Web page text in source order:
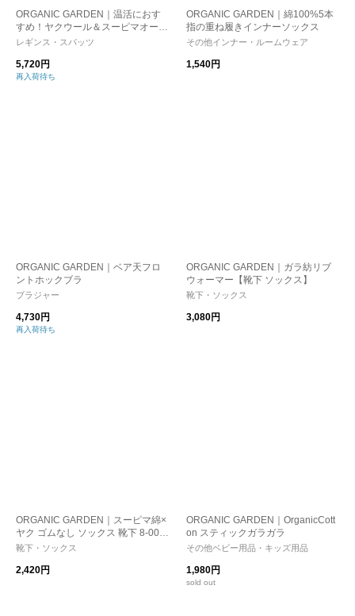
ORGANIC GARDEN｜温活におす
すめ！ヤクウール＆スーピマオーガ
ニックコットン リブレギンス kuras
レギンス・スパッツ
5,720円
再入荷待ち
ORGANIC GARDEN｜綿100%5本
指の重ね履きインナーソックス
その他インナー・ルームウェア
1,540円
ORGANIC GARDEN｜ベア天フロ
ントホックブラ
ブラジャー
4,730円
再入荷待ち
ORGANIC GARDEN｜ガラ紡リブ
ウォーマー【靴下 ソックス】
靴下・ソックス
3,080円
ORGANIC GARDEN｜スーピマ綿×
ヤク ゴムなし ソックス 靴下 8-001
6-ms
靴下・ソックス
2,420円
ORGANIC GARDEN｜OrganicCott
on スティックガラガラ
その他ベビー用品・キッズ用品
1,980円
sold out